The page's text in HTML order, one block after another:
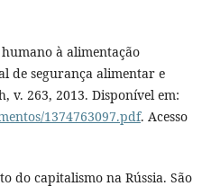
à alimentação
de segurança alimentar e
263, 2013. Disponível em:
1374763097.pdf. Acesso
do capitalismo na Rússia. São